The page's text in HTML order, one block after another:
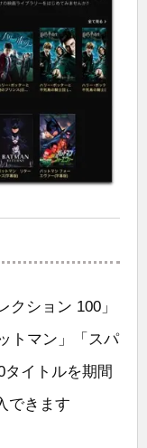
クション 100」
トマン」「スパ
イトルを期間
できます